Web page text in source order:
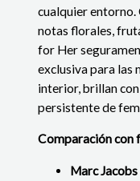
cualquier entorno.
notas florales,
for Her
exclusiva para las
interior, brillan
persistente de
Comparación con
Marc